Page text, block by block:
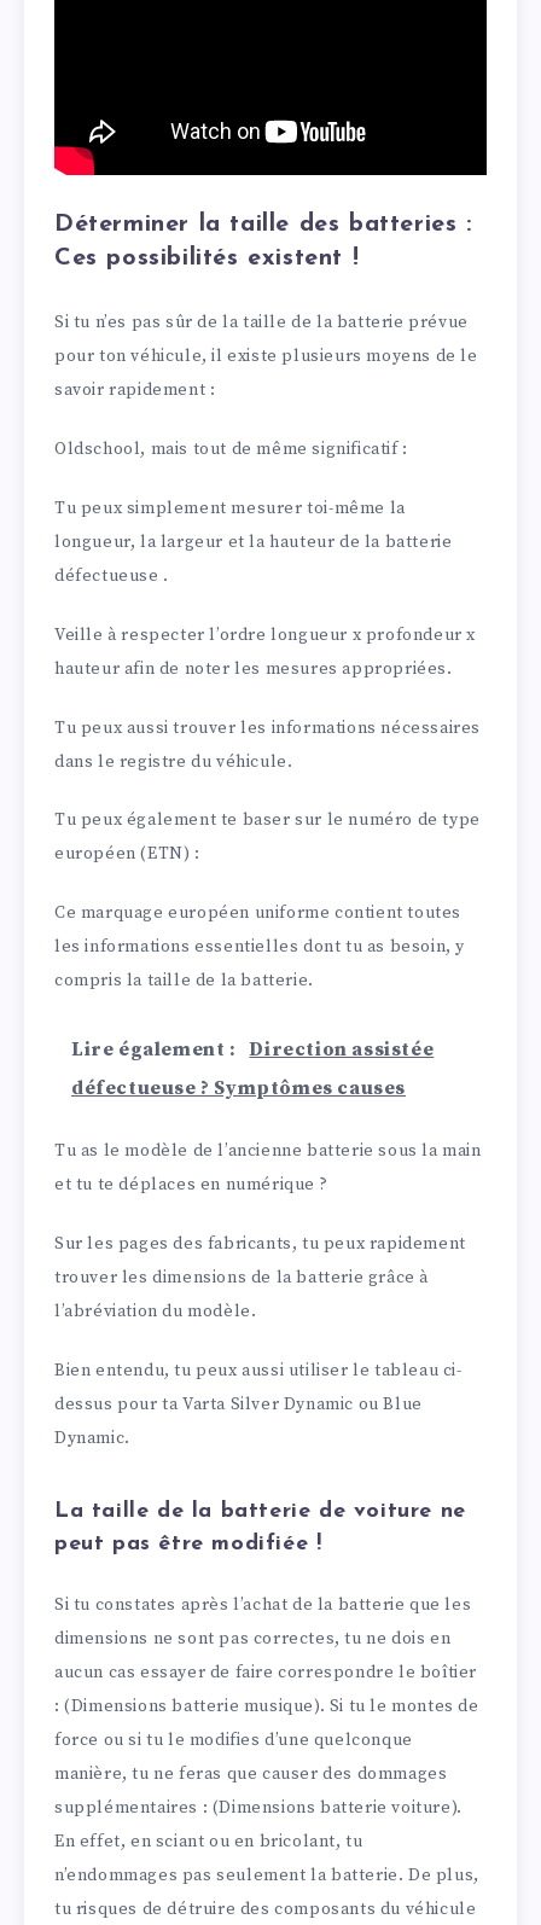
Déterminer la taille des batteries :
Ces possibilités existent !
Si tu n’es pas sûr de la taille de la batterie prévue
pour ton véhicule, il existe plusieurs moyens de le
savoir rapidement :
Oldschool, mais tout de même significatif :
Tu peux simplement mesurer toi-même la
longueur, la largeur et la hauteur de la batterie
défectueuse .
Veille à respecter l’ordre longueur x profondeur x
hauteur afin de noter les mesures appropriées.
Tu peux aussi trouver les informations nécessaires
dans le registre du véhicule.
Tu peux également te baser sur le numéro de type
européen (ETN) :
Ce marquage européen uniforme contient toutes
les informations essentielles dont tu as besoin, y
compris la taille de la batterie.
Lire également :
Direction assistée
défectueuse ? Symptômes causes
Tu as le modèle de l’ancienne batterie sous la main
et tu te déplaces en numérique ?
Sur les pages des fabricants, tu peux rapidement
trouver les dimensions de la batterie grâce à
l’abréviation du modèle.
Bien entendu, tu peux aussi utiliser le tableau ci-
dessus pour ta Varta Silver Dynamic ou Blue
Dynamic.
La taille de la batterie de voiture ne
peut pas être modifiée !
Si tu constates après l’achat de la batterie que les
dimensions ne sont pas correctes, tu ne dois en
aucun cas essayer de faire correspondre le boîtier
: (Dimensions batterie musique). Si tu le montes de
force ou si tu le modifies d’une quelconque
manière, tu ne feras que causer des dommages
supplémentaires : (Dimensions batterie voiture).
En effet, en sciant ou en bricolant, tu
n’endommages pas seulement la batterie. De plus,
tu risques de détruire des composants du véhicule